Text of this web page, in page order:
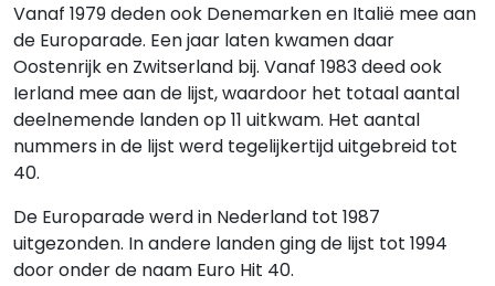
Vanaf 1979 deden ook Denemarken en Italië mee aan
de Europarade. Een jaar laten kwamen daar
Oostenrijk en Zwitserland bij. Vanaf 1983 deed ook
Ierland mee aan de lijst, waardoor het totaal aantal
deelnemende landen op 11 uitkwam. Het aantal
nummers in de lijst werd tegelijkertijd uitgebreid tot
40.
De Europarade werd in Nederland tot 1987
uitgezonden. In andere landen ging de lijst tot 1994
door onder de naam Euro Hit 40.